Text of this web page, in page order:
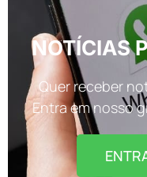
NOTÍCIAS
Quer receber
Entra em nosso